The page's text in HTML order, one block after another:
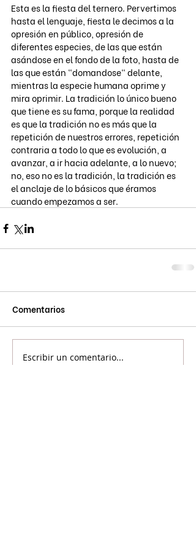
Esta es la fiesta del ternero. Pervertimos
hasta el lenguaje, fiesta le decimos a la
opresión en público, opresión de
diferentes especies, de las que están
asándose en el fondo de la foto, hasta de
las que están "domandose" delante,
mientras la especie humana oprime y
mira oprimir. La tradición lo único bueno
que tiene es su fama, porque la realidad
es que la tradición no es más que la
repetición de nuestros errores, repetición
contraria a todo lo que es evolución, a
avanzar, a ir hacia adelante, a lo nuevo;
no, eso no es la tradición, la tradición es
el anclaje de lo básicos que éramos
cuando empezamos a ser.
Comentarios
Escribir un comentario...